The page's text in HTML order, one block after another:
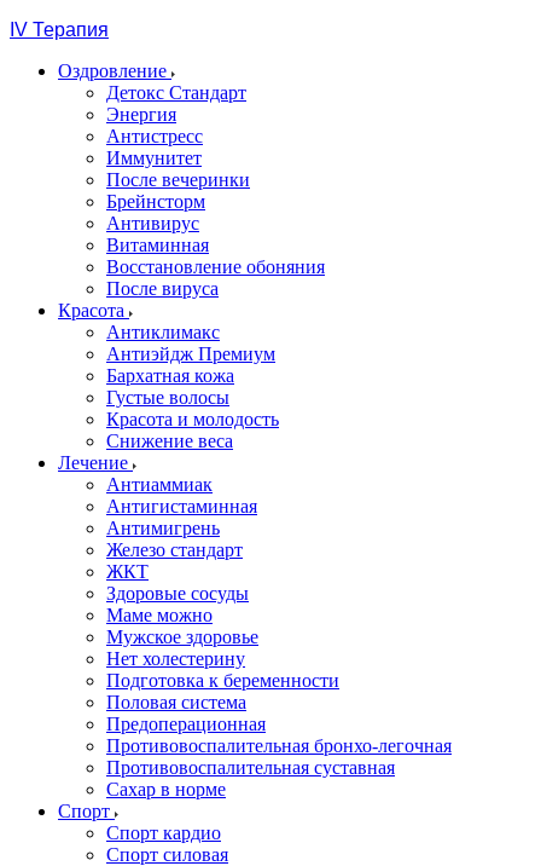
IV Терапия
Оздровление
Детокс Стандарт
Энергия
Антистресс
Иммунитет
После вечеринки
Брейнсторм
Антивирус
Витаминная
Восстановление обоняния
После вируса
Красота
Антиклимакс
Антиэйдж Премиум
Бархатная кожа
Густые волосы
Красота и молодость
Снижение веса
Лечение
Антиаммиак
Антигистаминная
Антимигрень
Железо стандарт
ЖКТ
Здоровые сосуды
Маме можно
Мужское здоровье
Нет холестерину
Подготовка к беременности
Половая система
Предоперационная
Противовоспалительная бронхо-легочная
Противовоспалительная суставная
Сахар в норме
Спорт
Спорт кардио
Спорт силовая